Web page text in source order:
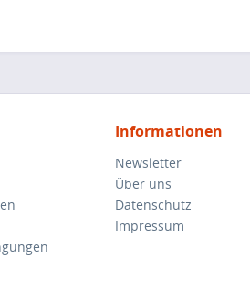
Informationen
Newsletter
Über uns
Datenschutz
Impressum